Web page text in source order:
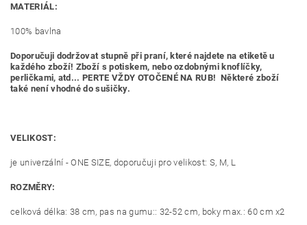
MATERIÁL:
100% bavlna
Doporučuji dodržovat stupně při praní, které najdete na etiketě u
každého zboží! Zboží s potiskem, nebo ozdobnými knoflíčky,
perličkami, atd... PERTE VŽDY OTOČENÉ NA RUB! Některé zboží
také není vhodné do sušičky.
VELIKOST:
je univerzální - ONE SIZE, doporučuji pro velikost: S, M, L
ROZMĚRY:
celková délka: 38 cm, pas na gumu:: 32-52 cm, boky max.: 60 cm x2